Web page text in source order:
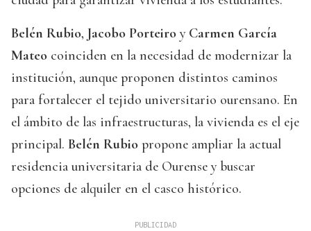
Belén Rubio, Jacobo Porteiro y Carmen García
Mateo coinciden en la necesidad de modernizar la
institución, aunque proponen distintos caminos
para fortalecer el tejido universitario ourensano. En
el ámbito de las infraestructuras, la vivienda es el eje
principal. Belén Rubio propone ampliar la actual
residencia universitaria de Ourense y buscar
opciones de alquiler en el casco histórico.